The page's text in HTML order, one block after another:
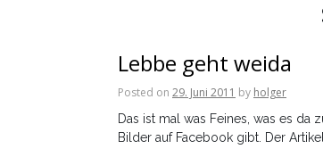
Lebbe geht weida
Posted on 29. Juni 2011 by holger
Das ist mal was Feines, was es da
Bilder auf Facebook gibt. Der